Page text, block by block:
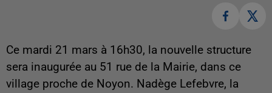
Ce mardi 21 mars à 16h30, la nouvelle structure
sera inaugurée au 51 rue de la Mairie, dans ce
village proche de Noyon. Nadège Lefebvre, la